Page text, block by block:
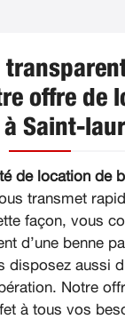
offre de
à Saint-
de location de
transmet
façon, vous
d’une benne
disposez aussi
Notre
à tous vos